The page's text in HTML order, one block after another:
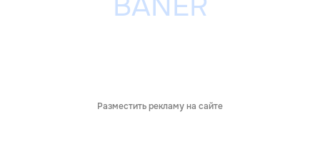
Разместить рекламу на сайте